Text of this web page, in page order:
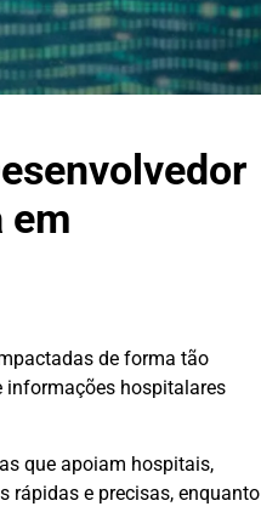
em
de forma tão
informações hospitalares
que apoiam hospitais,
rápidas e precisas, enquanto